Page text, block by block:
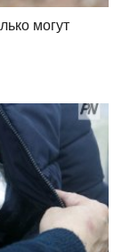
могут